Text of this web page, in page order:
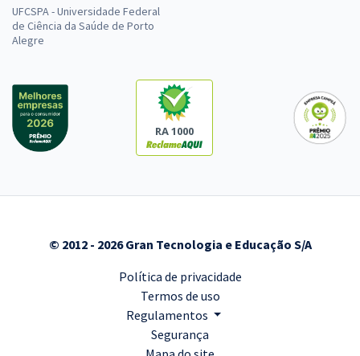
UFCSPA - Universidade Federal
de Ciência da Saúde de Porto
Alegre
RA 1000
© 2012 - 2026 Gran Tecnologia e Educação S/A
Política de privacidade
Termos de uso
Regulamentos
Segurança